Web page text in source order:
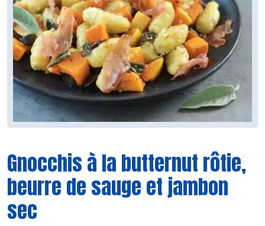
Gnocchis à la butternut rôtie,
beurre de sauge et jambon
sec